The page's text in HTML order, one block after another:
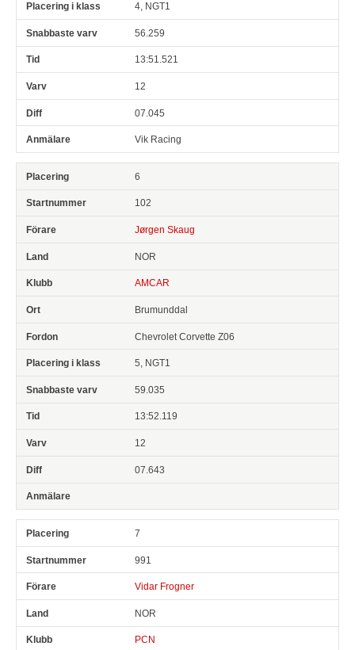
4, NGT1
56.259
13:51.521
12
07.045
Vik Racing
6
102
Jørgen Skaug
NOR
AMCAR
Brumunddal
Chevrolet Corvette Z06
5, NGT1
59.035
13:52.119
12
07.643
7
991
Vidar Frogner
NOR
PCN